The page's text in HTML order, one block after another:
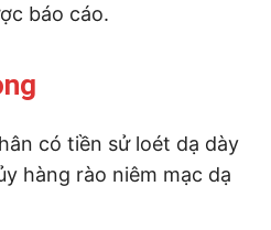
báo cáo.
có tiền sử loét dạ dày
hàng rào niêm mạc dạ